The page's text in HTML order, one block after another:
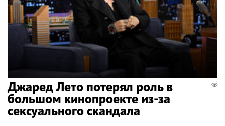
Джаред Лето потерял роль в
большом кинопроекте из-за
сексуального скандала